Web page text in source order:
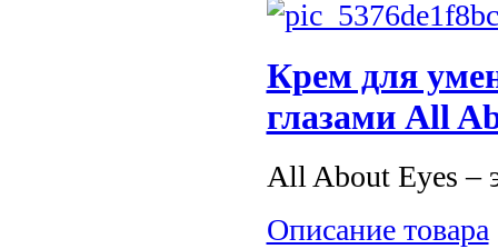
Крем для
глазами All
All About Eyes –
Описание товара